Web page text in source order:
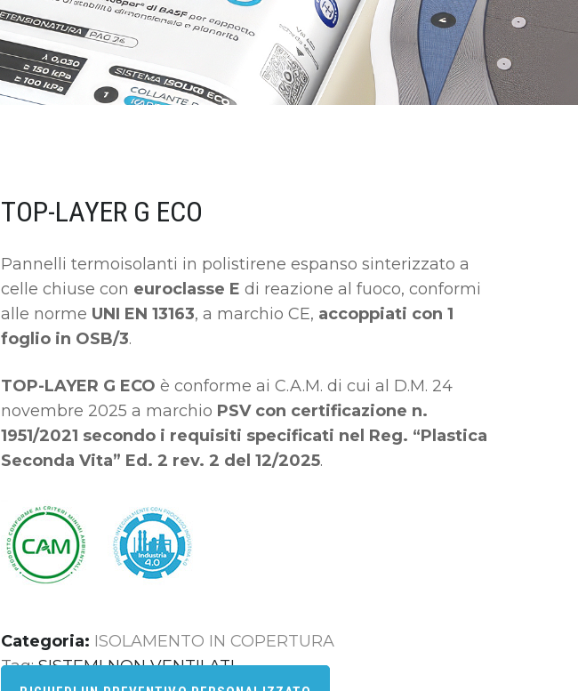
TOP-LAYER G ECO
Pannelli termoisolanti in polistirene espanso sinterizzato a
celle chiuse con euroclasse E di reazione al fuoco, conformi
alle norme UNI EN 13163, a marchio CE, accoppiati con 1
foglio in OSB/3.
TOP-LAYER G ECO è conforme ai C.A.M. di cui al D.M. 24
novembre 2025 a marchio PSV con certificazione n.
1951/2021 secondo i requisiti specificati nel Reg. “Plastica
Seconda Vita” Ed. 2 rev. 2 del 12/2025.
Categoria: ISOLAMENTO IN COPERTURA
Tag:SISTEMI NON VENTILATI